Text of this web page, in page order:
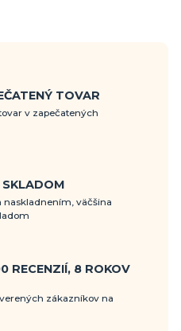
TOVAR
v zapečatených
naskladnením, väčšina
RECENZIÍ, 8 ROKOV
zákazníkov na